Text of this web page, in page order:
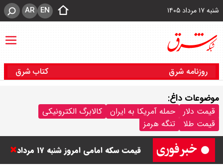
شنبه ۱۷ مرداد ۱۴۰۵ EN
AR
روزنامه شرق کتاب شرق
موضوعات داغ:
قیمت دلار حمله آمریکا به ایران
کالابرگ الکترونیکی
قیمت طلا
تنگه هرمز
شاخص بورس امروز شنبه ۱۷ مرداد
۱۴۰۵ / شاخص افزایشی شد + تحلیل
قیمت سکه امامی امروز شنبه ۱۷ مرداد